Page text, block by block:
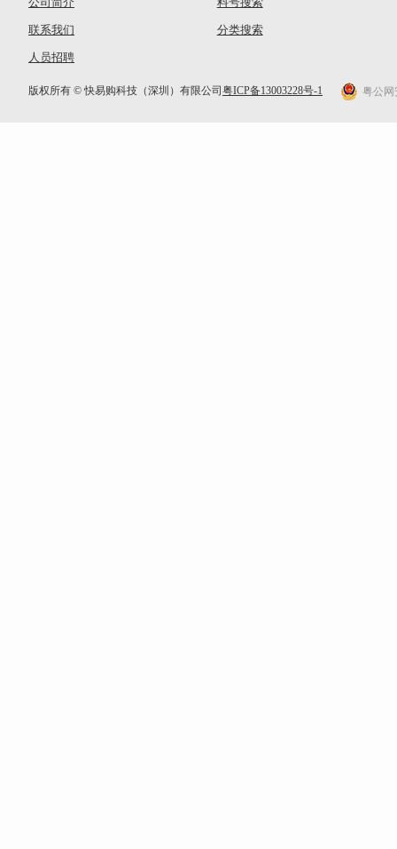
联系我们
人员招聘
分类搜索
版权所有 © 快易购科技（深圳）有限公司 粤ICP备13003228号-1 粤公网